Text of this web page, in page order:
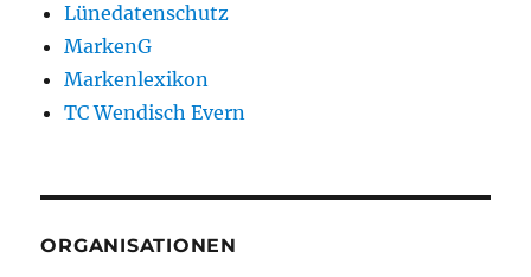
Lünedatenschutz
MarkenG
Markenlexikon
TC Wendisch Evern
ORGANISATIONEN